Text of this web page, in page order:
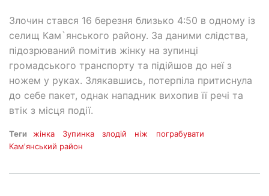
Злочин стався 16 березня близько 4:50 в одному із
селищ Кам`янського району. За даними слідства,
підозрюваний помітив жінку на зупинці
громадського транспорту та підійшов до неї з
ножем у руках. Злякавшись, потерпіла притиснула
до себе пакет, однак нападник вихопив її речі та
втік з місця події.
Теги жінка Зупинка злодій ніж
пограбувати
Кам'янський район